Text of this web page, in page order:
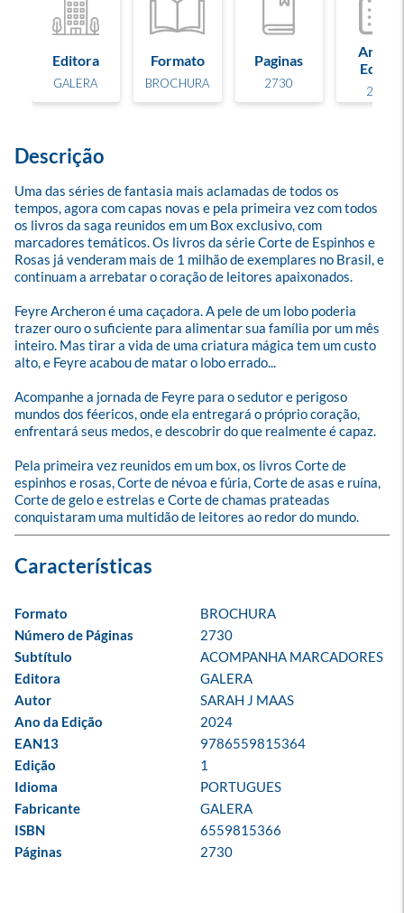
Editora
GALERA
Formato
BROCHURA
Paginas
2730
Ano de
Edição
2024
Descrição
Uma das séries de fantasia mais aclamadas de todos os
tempos, agora com capas novas e pela primeira vez com todos
os livros da saga reunidos em um Box exclusivo, com
marcadores temáticos. Os livros da série Corte de Espinhos e
Rosas já venderam mais de 1 milhão de exemplares no Brasil, e
continuam a arrebatar o coração de leitores apaixonados.
Feyre Archeron é uma caçadora. A pele de um lobo poderia
trazer ouro o suficiente para alimentar sua família por um mês
inteiro. Mas tirar a vida de uma criatura mágica tem um custo
alto, e Feyre acabou de matar o lobo errado...
Acompanhe a jornada de Feyre para o sedutor e perigoso
mundos dos féericos, onde ela entregará o próprio coração,
enfrentará seus medos, e descobrir do que realmente é capaz.
Pela primeira vez reunidos em um box, os livros Corte de
espinhos e rosas, Corte de névoa e fúria, Corte de asas e ruína,
Corte de gelo e estrelas e Corte de chamas prateadas
conquistaram uma multidão de leitores ao redor do mundo.
Formato
BROCHURA
Número de Páginas
2730
Subtítulo
ACOMPANHA MARCADORES
Editora
GALERA
Autor
SARAH J MAAS
Ano da Edição
2024
EAN13
9786559815364
Edição
1
Idioma
PORTUGUES
Fabricante
GALERA
ISBN
6559815366
Páginas
2730